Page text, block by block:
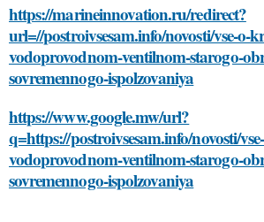
https://marineinnovation.ru/redirect?
url=//postroivsesam.info/novosti/vse-o-
vodoprovodnom-ventilnom-starogo-
sovremennogo-ispolzovaniya
https://www.google.mw/url?
q=https://postroivsesam.info/novosti/
vodoprovodnom-ventilnom-starogo-
sovremennogo-ispolzovaniya